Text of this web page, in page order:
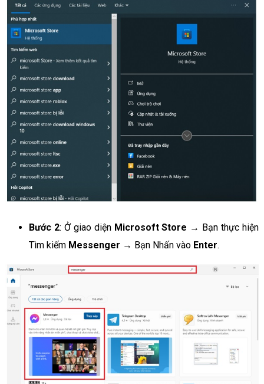
Bước 2: Ở giao diện Microsoft Store → Bạn thực hiện
Tìm kiếm Messenger → Bạn Nhấn vào Enter.